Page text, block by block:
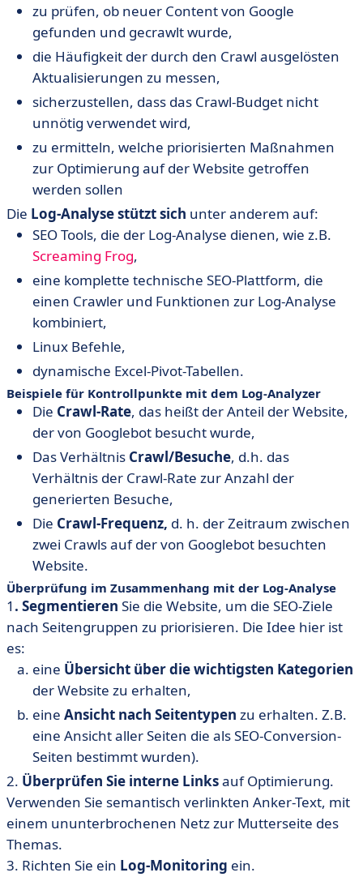
zu prüfen, ob neuer Content von Google
gefunden und gecrawlt wurde,
die Häufigkeit der durch den Crawl ausgelösten
Aktualisierungen zu messen,
sicherzustellen, dass das Crawl-Budget nicht
unnötig verwendet wird,
zu ermitteln, welche priorisierten Maßnahmen
zur Optimierung auf der Website getroffen
werden sollen
Die Log-Analyse stützt sich unter anderem auf:
SEO Tools, die der Log-Analyse dienen, wie z.B.
Screaming Frog,
eine komplette technische SEO-Plattform, die
einen Crawler und Funktionen zur Log-Analyse
kombiniert,
Linux Befehle,
dynamische Excel-Pivot-Tabellen.
Beispiele für Kontrollpunkte mit dem Log-Analyzer
Die Crawl-Rate, das heißt der Anteil der Website,
der von Googlebot besucht wurde,
Das Verhältnis Crawl/Besuche, d.h. das
Verhältnis der Crawl-Rate zur Anzahl der
generierten Besuche,
Die Crawl-Frequenz, d. h. der Zeitraum zwischen
zwei Crawls auf der von Googlebot besuchten
Website.
Überprüfung im Zusammenhang mit der Log-Analyse
1 . Segmentieren Sie die Website, um die SEO-Ziele
nach Seitengruppen zu priorisieren. Die Idee hier ist
es:
eine Übersicht über die wichtigsten Kategorien
der Website zu erhalten,
eine Ansicht nach Seitentypen zu erhalten. Z.B.
eine Ansicht aller Seiten die als SEO-Conversion-
Seiten bestimmt wurden).
2. Überprüfen Sie interne Linksauf Optimierung.
Verwenden Sie semantisch verlinkten Anker-Text, mit
einem ununterbrochenen Netz zur Mutterseite des
Themas.
3. Richten Sie ein Log-Monitoring ein.